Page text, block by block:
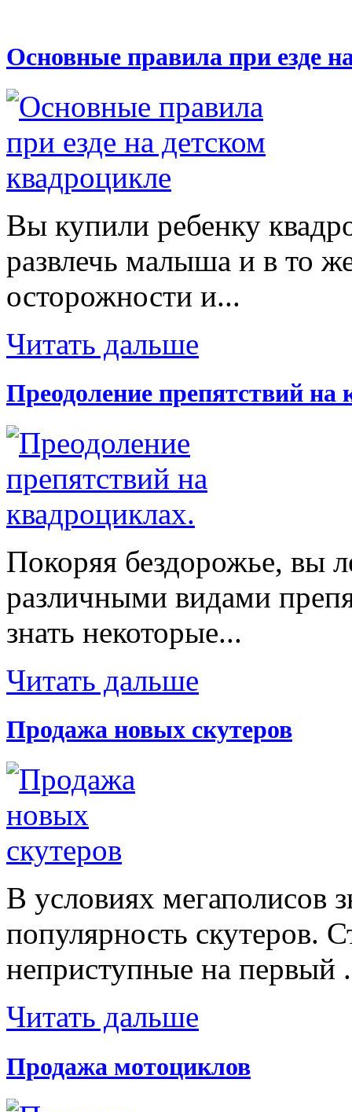
Основные правила при езде
Вы купили ребенку
развлечь малыша и в то
осторожности и...
Читать дальше
Преодоление препятствий на
Покоряя бездорожье, вы
различными видами
знать некоторые...
Читать дальше
Продажа новых скутеров
В условиях мегаполисов
популярность скутеров.
неприступные на первый
Читать дальше
Продажа мотоциклов